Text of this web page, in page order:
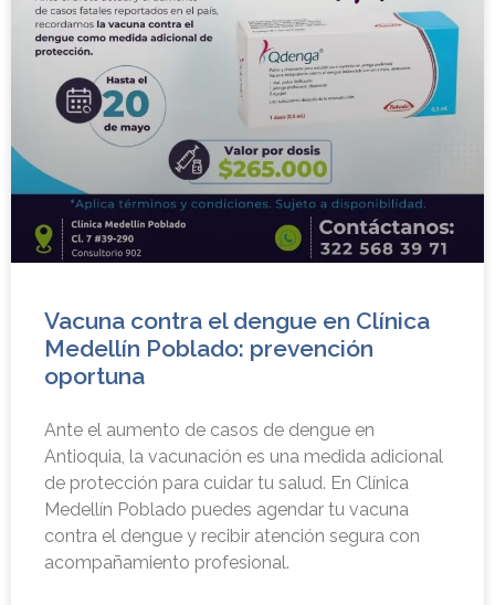
Vacuna contra el dengue en Clínica
Medellín Poblado: prevención
oportuna
Ante el aumento de casos de dengue en
Antioquia, la vacunación es una medida adicional
de protección para cuidar tu salud. En Clínica
Medellín Poblado puedes agendar tu vacuna
contra el dengue y recibir atención segura con
acompañamiento profesional.